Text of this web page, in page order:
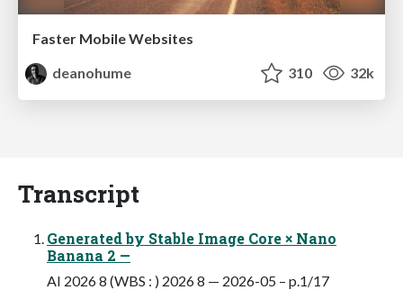
Faster Mobile Websites
deanohume
310 32k
Transcript
Generated by Stable Image Core × Nano
Banana 2 —
AI 2026 8 (WBS : ) 2026 8 — 2026-05 – p.1/17